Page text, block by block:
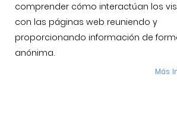
comprender cómo interactúan los
con las páginas web reuniendo y
proporcionando información de
anónima.
Más